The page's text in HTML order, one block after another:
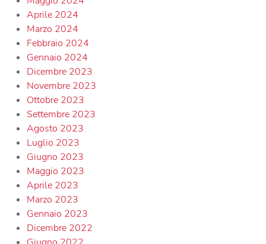
Aprile 2024
Marzo 2024
Febbraio 2024
Gennaio 2024
Dicembre 2023
Novembre 2023
Ottobre 2023
Settembre 2023
Agosto 2023
Luglio 2023
Giugno 2023
Maggio 2023
Aprile 2023
Marzo 2023
Gennaio 2023
Dicembre 2022